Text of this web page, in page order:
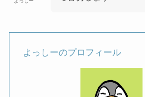
よっしーのプロフィール